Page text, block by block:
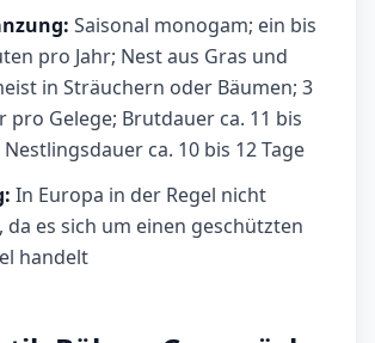
Saisonal monogam; ein bis
pro Jahr; Nest aus Gras und
in Sträuchern oder Bäumen; 3
pro Gelege; Brutdauer ca. 11 bis
Nestlingsdauer ca. 10 bis 12 Tage
In Europa in der Regel nicht
da es sich um einen geschützten
handelt